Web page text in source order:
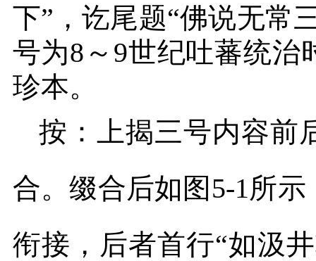
下”，讫尾题“佛说无常
号为8 ～ 9世纪吐蕃统治
珍本。
按：上揭三号内容前
合。缀合后如图 5-1所示
衔接，后者首行“如汲